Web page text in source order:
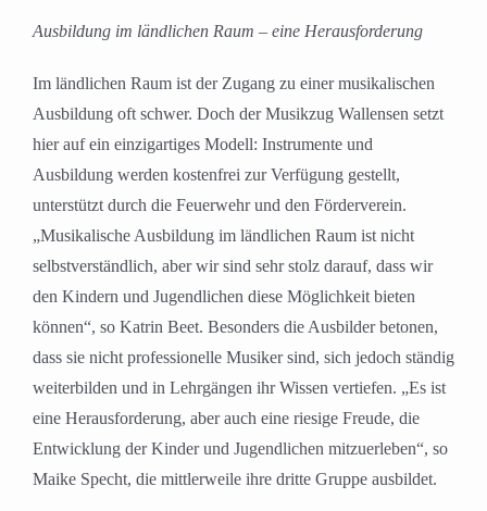
Ausbildung im ländlichen Raum – eine Herausforderung
Im ländlichen Raum ist der Zugang zu einer musikalischen
Ausbildung oft schwer. Doch der Musikzug Wallensen setzt
hier auf ein einzigartiges Modell: Instrumente und
Ausbildung werden kostenfrei zur Verfügung gestellt,
unterstützt durch die Feuerwehr und den Förderverein.
„Musikalische Ausbildung im ländlichen Raum ist nicht
selbstverständlich, aber wir sind sehr stolz darauf, dass wir
den Kindern und Jugendlichen diese Möglichkeit bieten
können“, so Katrin Beet. Besonders die Ausbilder betonen,
dass sie nicht professionelle Musiker sind, sich jedoch ständig
weiterbilden und in Lehrgängen ihr Wissen vertiefen. „Es ist
eine Herausforderung, aber auch eine riesige Freude, die
Entwicklung der Kinder und Jugendlichen mitzuerleben“, so
Maike Specht, die mittlerweile ihre dritte Gruppe ausbildet.